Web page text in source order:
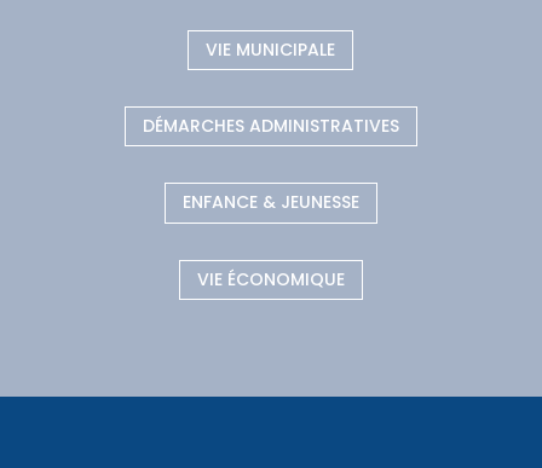
VIE MUNICIPALE
DÉMARCHES ADMINISTRATIVES
ENFANCE & JEUNESSE
VIE ÉCONOMIQUE